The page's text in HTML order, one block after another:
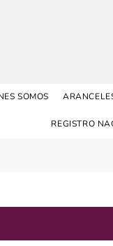
SOMOS
REGISTRO